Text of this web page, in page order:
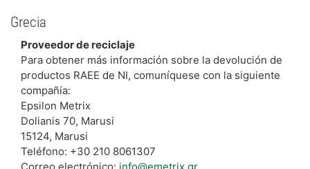
Grecia
Proveedor de reciclaje
Para obtener más información sobre la devolución de
productos RAEE de NI, comuníquese con la siguiente
compañía:
Epsilon Metrix
Dolianis 70, Marusi
15124, Marusi
Teléfono: +30 210 8061307